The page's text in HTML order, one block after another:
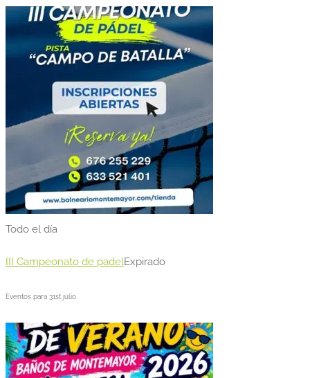
Todo el día
III Campeonato de padelExpirado
Eventos para 31st julio